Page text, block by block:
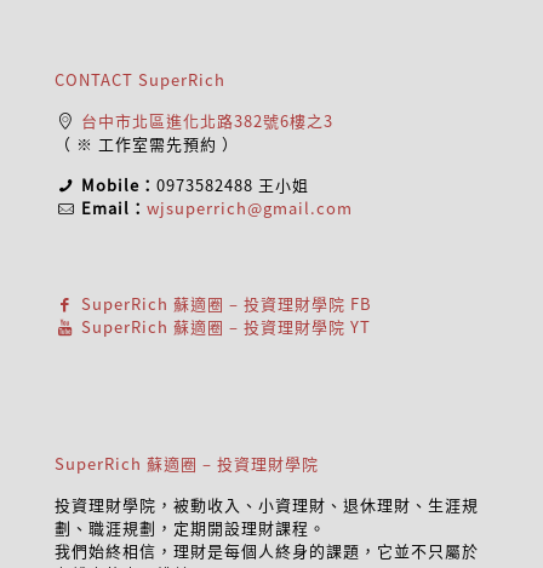
CONTACT SuperRich
台中市北區進化北路382號6樓之3
（ ※ 工作室需先預約 ）
Mobile：0973582488 王小姐
Email：wjsuperrich@gmail.com
SuperRich 蘇適圈 – 投資理財學院 FB
SuperRich 蘇適圈 – 投資理財學院 YT
SuperRich 蘇適圈 – 投資理財學院
投資理財學院，被動收入、小資理財、退休理財、生涯規
劃、職涯規劃，定期開設理財課程。
我們始終相信，理財是每個人終身的課題，它並不只屬於